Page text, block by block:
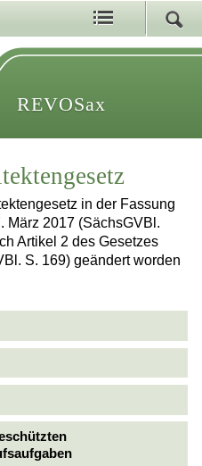
REVOSax
in der Fassung
März 2017 (SächsGVBl.
Artikel 2 des Gesetzes
S. 169) geändert worden